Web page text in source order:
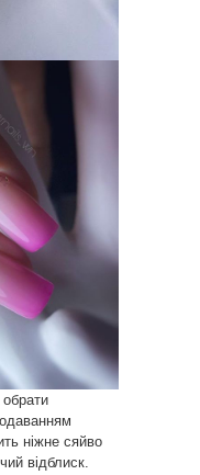
ніжне сяйво
відблиск.